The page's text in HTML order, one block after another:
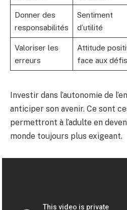
Donner des
responsabilités
Sentiment
d’utilité
Valoriser les
erreurs
Attitude
face aux défis
Investir dans l’autonomie de
anticiper son avenir. Ce sont
permettront à l’adulte en
monde toujours plus exigeant.